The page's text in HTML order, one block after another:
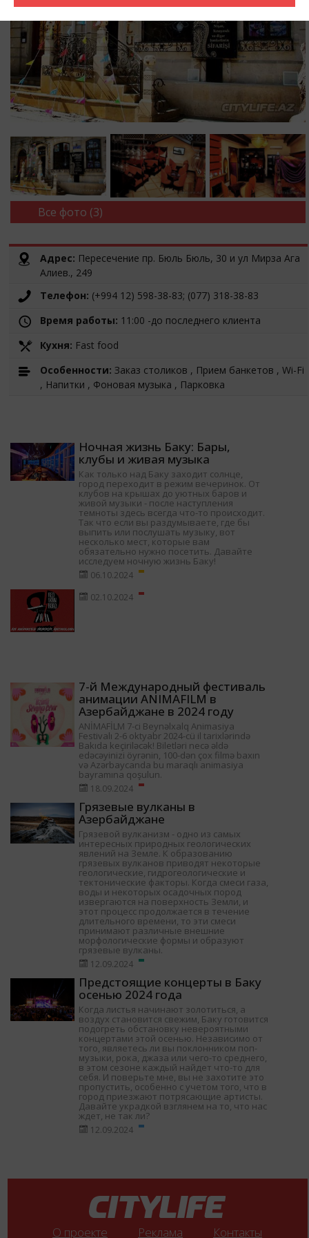
Все фото (3)
Адрес: Пересечение пр. Бюль Бюль, 30 и ул Мирза Ага
Алиев., 249
Телефон: (+994 12) 598-38-83; (077) 318-38-83
Время работы: 11:00 -до последнего клиента
Кухня: Fast food
Особенности: Заказ столиков , Прием банкетов , Wi-Fi
, Напитки , Фоновая музыка , Парковка
Ночная жизнь Баку: Бары,
клубы и живая музыка
Как только над Баку заходит солнце,
город переходит в режим вечеринок. От
клубов на крышах до уютных баров и
живой музыки - после наступления
темноты здесь всегда что-то происходит.
Так что если вы раздумываете, где бы
выпить или послушать музыку, вот
несколько мест, которые вам
обязательно нужно посетить. Давайте
исследуем ночную жизнь Баку!
06.10.2024
02.10.2024
7-й Международный фестиваль
анимации ANIMAFILM в
Азербайджане в 2024 году
ANİMAFİLM 7-ci Beynəlxalq Animasiya
Festivalı 2-6 oktyabr 2024-cü il tarixlərində
Bakıda keçiriləcək! Biletləri necə əldə
edəcəyinizi öyrənin, 100-dən çox filmə baxın
və Azərbaycanda bu maraqlı animasiya
bayramına qoşulun.
18.09.2024
Грязевые вулканы в
Азербайджане
Грязевой вулканизм - одно из самых
интересных природных геологических
явлений на Земле. К образованию
грязевых вулканов приводят некоторые
геологические, гидрогеологические и
тектонические факторы. Когда смеси газа,
воды и некоторых осадочных пород
извергаются на поверхность Земли, и
этот процесс продолжается в течение
длительного времени, то эти смеси
принимают различные внешние
морфологические формы и образуют
грязевые вулканы.
12.09.2024
Предстоящие концерты в Баку
осенью 2024 года
Когда листья начинают золотиться, а
воздух становится свежим, Баку готовится
подогреть обстановку невероятными
концертами этой осенью. Независимо от
того, являетесь ли вы поклонником поп-
музыки, рока, джаза или чего-то среднего,
в этом сезоне каждый найдет что-то для
себя. И поверьте мне, вы не захотите это
пропустить, особенно с учетом того, что в
город приезжают потрясающие артисты.
Давайте украдкой взглянем на то, что нас
ждет, не так ли?
12.09.2024
О проекте Реклама Контакты